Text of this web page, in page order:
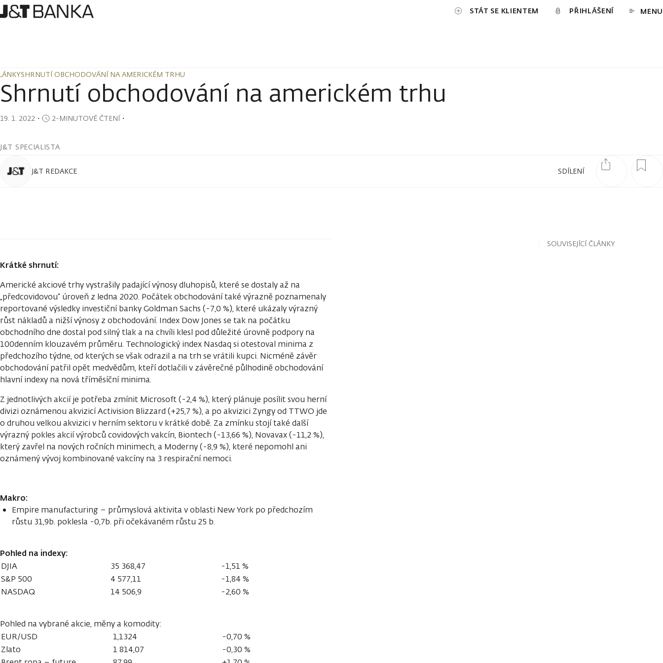
STÁT SE KLIENTEM PŘIHLÁŠENÍ MENU
SHRNUTÍ OBCHODOVÁNÍ NA AMERICKÉM TRHU
SHRNUTÍ OBCHODOVÁNÍ NA AMERICKÉM TRHU
Shrnutí obchodování na americkém trhu
19. 1. 2022 ・ 2-MINUTOVÉ ČTENÍ・
J&T SPECIALISTA
SDÍLENÍ
J&T REDAKCE
Krátké shrnutí:
Americké akciové trhy vystrašily padající výnosy dluhopisů, které se dostaly až na
„předcovidovou“ úroveň z ledna 2020. Počátek obchodování také výrazně poznamenaly
reportované výsledky investiční banky Goldman Sachs (-7,0 %), které ukázaly výrazný
růst nákladů a nižší výnosy z obchodování. Index Dow Jones se tak na počátku
obchodního dne dostal pod silný tlak a na chvíli klesl pod důležité úrovně podpory na
100denním klouzavém průměru. Technologický index Nasdaq si otestoval minima z
předchozího týdne, od kterých se však odrazil a na trh se vrátili kupci. Nicméně závěr
obchodování patřil opět medvědům, kteří dotlačili v závěrečné půlhodině obchodování
hlavní indexy na nová tříměsíční minima.
Z jednotlivých akcií je potřeba zmínit Microsoft (-2,4 %), který plánuje posílit svou herní
divizi oznámenou akvizicí Activision Blizzard (+25,7 %), a po akvizici Zyngy od TTWO jde
o druhou velkou akvizici v herním sektoru v krátké době. Za zmínku stojí také další
výrazný pokles akcií výrobců covidových vakcín, Biontech (-13,66 %), Novavax (-11,2 %),
který zavřel na nových ročních minimech, a Moderny (-8,9 %), které nepomohl ani
oznámený vývoj kombinované vakcíny na 3 respirační nemoci.
Makro:
Empire manufacturing – průmyslová aktivita v oblasti New York po předchozím
růstu 31,9b. poklesla -0,7b. při očekávaném růstu 25 b.
Pohled na indexy:
DJIA 35 368,47
-1,51 %
S&P 500
4 577,11
-1,84 %
NASDAQ
14 506,9 -2,60 %
Pohled na vybrané akcie, měny a komodity:
EUR/USD
1,1324
-0,70 %
Zlato
1 814,07
-0,30 %
SOUVISEJÍCÍ ČLÁNKY